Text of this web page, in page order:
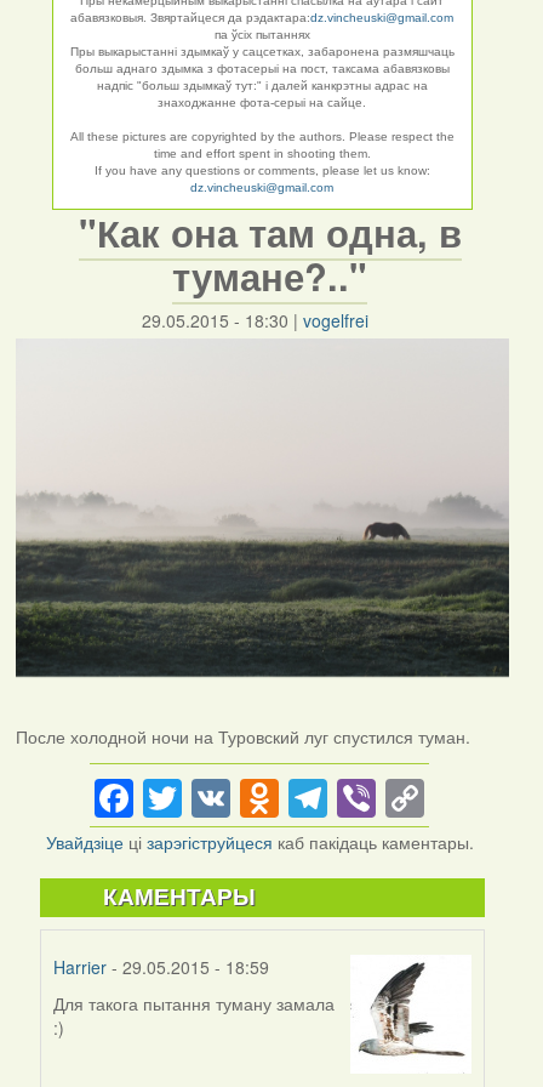
абавязковыя. Звяртайцеся да рэдактара:dz.vincheuski@gmail.com
па ўсіх пытаннях
Пры выкарыстанні здымкаў у сацсетках, забаронена размяшчаць
больш аднаго здымка з фотасерыі на пост, таксама абавязковы
надпіс "больш здымкаў тут:" і далей канкрэтны адрас на
знаходжанне фота-серыі на сайце.
All these pictures are copyrighted by the authors. Please respect the
time and effort spent in shooting them.
If you have any questions or comments, please let us know:
dz.vincheuski@gmail.com
"Как она там одна, в
тумане?.."
29.05.2015 - 18:30 | vogelfrei
После холодной ночи на Туровский луг спустился туман.
Facebook
Twitter
VKOdnoklassniki
Telegram
Viber
Link
Увайдзіце цізарэгіструйцеся каб пакідаць каментары.
КАМЕНТАРЫ
Harrier - 29.05.2015 - 18:59
Для такога пытання туману замала
:)